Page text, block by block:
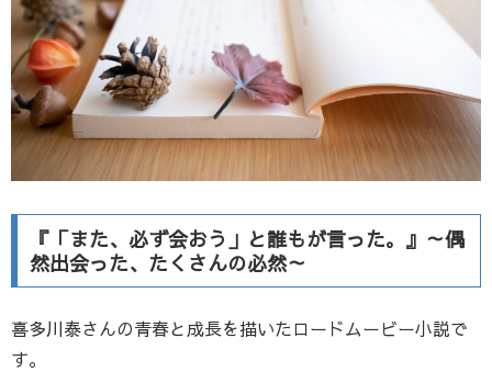
『「また、必ず会おう」と誰もが言った。』～偶
然出会った、たくさんの必然～
喜多川泰さんの青春と成長を描いたロードムービー小説で
す。